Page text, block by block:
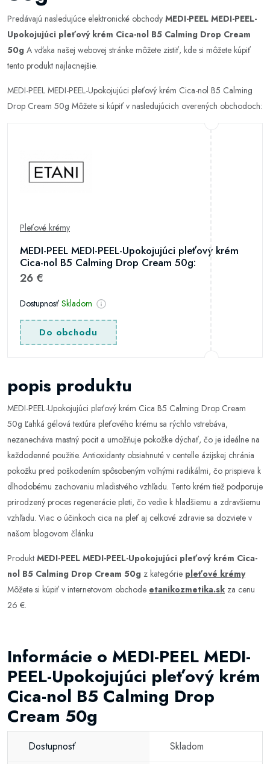
Predávajú nasledujúce elektronické obchody MEDI-PEEL MEDI-PEEL-
Upokojujúci pleťový krém Cica-nol B5 Calming Drop Cream
50g A vďaka našej webovej stránke môžete zistiť, kde si môžete kúpiť
tento produkt najlacnejšie.
MEDI-PEEL MEDI-PEEL-Upokojujúci pleťový krém Cica-nol B5 Calming
Drop Cream 50g Môžete si kúpiť v nasledujúcich overených obchodoch:
Pleťové krémy
MEDI-PEEL MEDI-PEEL-Upokojujúci pleťový krém
Cica-nol B5 Calming Drop Cream 50g:
26 €
Dostupnosť Skladom
Do obchodu
popis produktu
MEDI-PEEL-Upokojujúci pleťový krém Cica B5 Calming Drop Cream
50g Ľahká gélová textúra pleťového krému sa rýchlo vstrebáva,
nezanecháva mastný pocit a umožňuje pokožke dýchať, čo je ideálne na
každodenné použitie. Antioxidanty obsiahnuté v centelle ázijskej chránia
pokožku pred poškodením spôsobeným voľnými radikálmi, čo prispieva k
dlhodobému zachovaniu mladistvého vzhľadu. Tento krém tiež podporuje
prirodzený proces regenerácie pleti, čo vedie k hladšiemu a zdravšiemu
vzhľadu. Viac o účinkoch cica na pleť aj celkové zdravie sa dozviete v
našom blogovom článku
Produkt MEDI-PEEL MEDI-PEEL-Upokojujúci pleťový krém Cica-
nol B5 Calming Drop Cream 50g z kategórie pleťové krémy
Môžete si kúpiť v internetovom obchode etanikozmetika.sk za cenu
26 €.
Informácie o MEDI-PEEL MEDI-
PEEL-Upokojujúci pleťový krém
Cica-nol B5 Calming Drop
Cream 50g
Dostupnosť Skladom